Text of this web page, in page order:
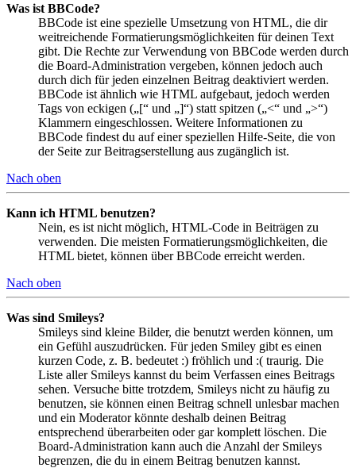
Was ist BBCode?
BBCode ist eine spezielle Umsetzung von HTML, die dir
weitreichende Formatierungsmöglichkeiten für deinen Text
gibt. Die Rechte zur Verwendung von BBCode werden durch
die Board-Administration vergeben, können jedoch auch
durch dich für jeden einzelnen Beitrag deaktiviert werden.
BBCode ist ähnlich wie HTML aufgebaut, jedoch werden
Tags von eckigen („[“ und „]“) statt spitzen („<“ und „>“)
Klammern eingeschlossen. Weitere Informationen zu
BBCode findest du auf einer speziellen Hilfe-Seite, die von
der Seite zur Beitragserstellung aus zugänglich ist.
Nach oben
Kann ich HTML benutzen?
Nein, es ist nicht möglich, HTML-Code in Beiträgen zu
verwenden. Die meisten Formatierungsmöglichkeiten, die
HTML bietet, können über BBCode erreicht werden.
Nach oben
Was sind Smileys?
Smileys sind kleine Bilder, die benutzt werden können, um
ein Gefühl auszudrücken. Für jeden Smiley gibt es einen
kurzen Code, z. B. bedeutet :) fröhlich und :( traurig. Die
Liste aller Smileys kannst du beim Verfassen eines Beitrags
sehen. Versuche bitte trotzdem, Smileys nicht zu häufig zu
benutzen, sie können einen Beitrag schnell unlesbar machen
und ein Moderator könnte deshalb deinen Beitrag
entsprechend überarbeiten oder gar komplett löschen. Die
Board-Administration kann auch die Anzahl der Smileys
begrenzen, die du in einem Beitrag benutzen kannst.